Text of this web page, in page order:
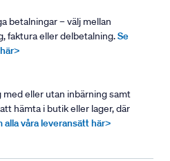
betalningar – välj mellan
faktura eller delbetalning.Se
eller utan inbärning samt
hämta i butik eller lager, där
alla våra leveransätt här>